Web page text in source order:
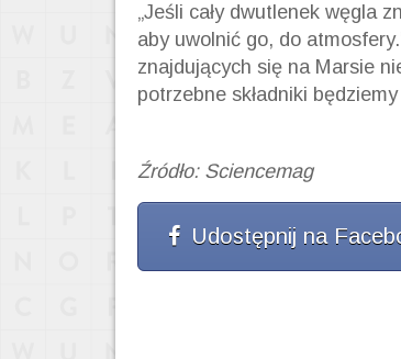
„Jeśli cały dwutlenek węgla
aby uwolnić go, do atmosfery
znajdujących się na Marsie
potrzebne składniki
Źródło: Sciencemag
Udostępnij na